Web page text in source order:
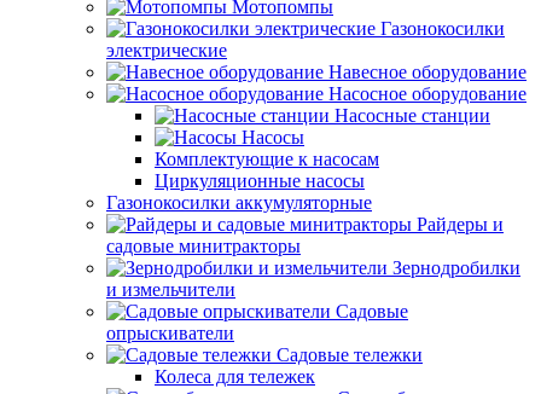
Мотопомпы
Газонокосилки
электрические
Навесное оборудование
Насосное оборудование
Насосные станции
Насосы
Комплектующие к насосам
Циркуляционные насосы
Газонокосилки аккумуляторные
Райдеры и
садовые минитракторы
Зернодробилки
и измельчители
Садовые
опрыскиватели
Садовые тележки
Колеса для тележек